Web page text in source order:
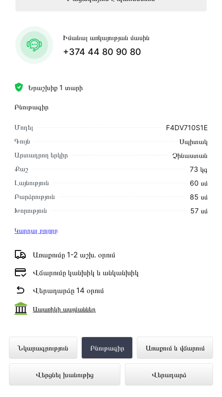
Երաշխիք 1 տարի
Բնութագիր
Մոդել
F4DV710S1E
Գույն
Սպիտակ
Արտադրող երկիր
Չինաստան
Քաշ
73 կգ
Լայնություն
60 սմ
Բարձրություն
85 սմ
Խորություն
57 սմ
Կարդալ բոլորը
Առաքումը 1-2 աշխ․ օրում
Վճարումը կանխիկ և անկանխիկ
Վերադարձը 14 օրում
Ապառիկի պայմաններ
Իմանալ առկայության մասին
+374 44 80 90 80
Նկարագրություն Բնութագիր Առաքում և վճարում
Վերցնել խանութից Վերադարձ
Լվացքի Մեքենա LG F4DV710S1E
ներկայացված է Technomix առցանց
խանութում լավագույն գնով 559 000 դրամ